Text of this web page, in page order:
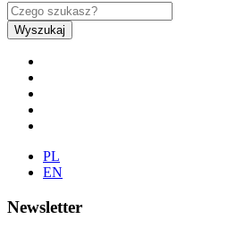
Wyszukaj
PL
EN
Newsletter